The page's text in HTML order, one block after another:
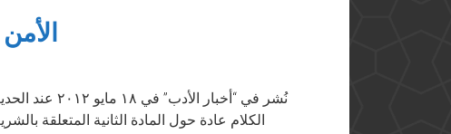
نُشر في “أخبار
الكلام عادة حول المادة الثانية المتعلقة